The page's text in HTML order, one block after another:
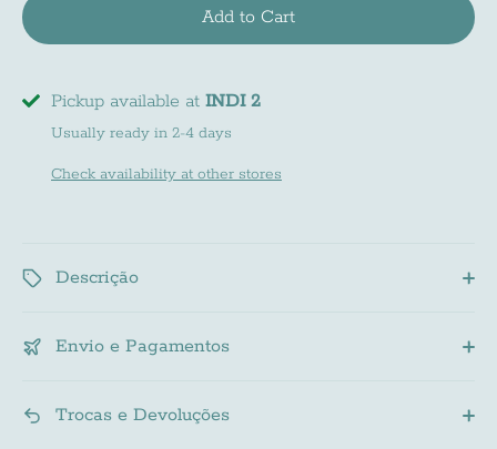
Add to Cart
Pickup available at INDI 2
Usually ready in 2-4 days
Check availability at other stores
Descrição
Envio e Pagamentos
Trocas e Devoluções
Subscribe